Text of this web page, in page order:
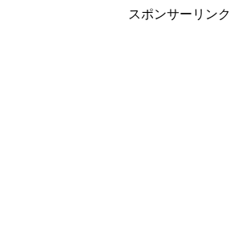
スポンサーリンク